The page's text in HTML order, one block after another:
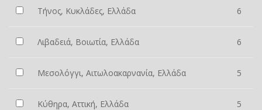
Τήνος, Κυκλάδες, Ελλάδα 6
Λιβαδειά, Βοιωτία, Ελλάδα 6
Μεσολόγγι, Αιτωλοακαρνανία, Ελλάδα 5
Κύθηρα, Αττική, Ελλάδα 5